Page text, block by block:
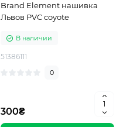
Brand Element нашивка
Львов PVC coyote
В наличии
51386111
0
300₴